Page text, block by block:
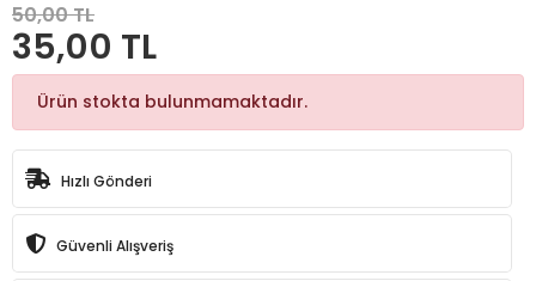
50,00 TL
35,00 TL
Ürün stokta bulunmamaktadır.
Hızlı Gönderi
Güvenli Alışveriş